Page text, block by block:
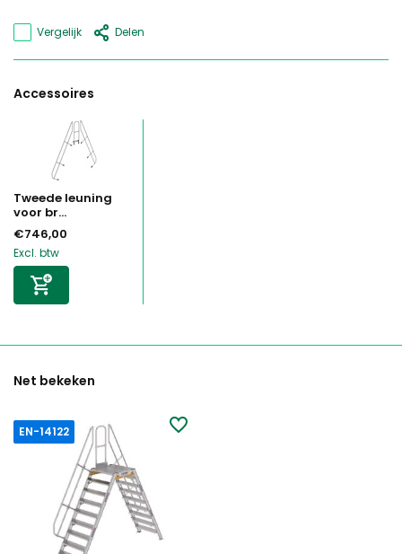
Vergelijk Delen
Accessoires
Tweede leuning
voor br...
€746,00
Excl. btw
Net bekeken
EN-14122